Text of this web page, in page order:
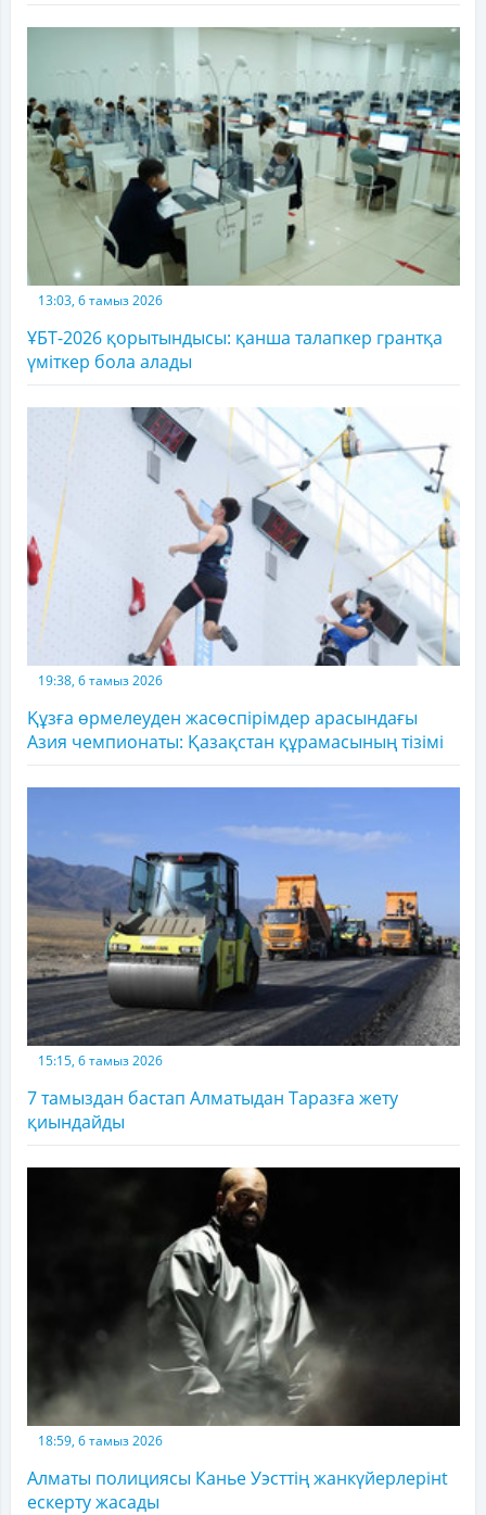
13:03, 6 тамыз 2026
ҰБТ-2026 қорытындысы: қанша талапкер грантқа
үміткер бола алады
19:38, 6 тамыз 2026
Құзға өрмелеуден жасөспірімдер арасындағы
Азия чемпионаты: Қазақстан құрамасының тізімі
15:15, 6 тамыз 2026
7 тамыздан бастап Алматыдан Таразға жету
қиындайды
18:59, 6 тамыз 2026
Алматы полициясы Канье Уэсттің жанкүйерлерінt
ескерту жасады